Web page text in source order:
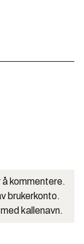
kommentere.
brukerkonto.
kallenavn.